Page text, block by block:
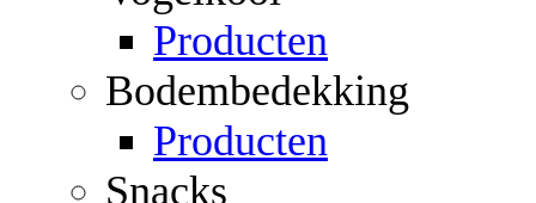
Producten
Bodembedekking
Producten
Snacks